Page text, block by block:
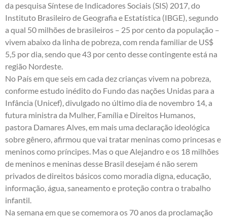
da pesquisa Síntese de Indicadores Sociais (SIS) 2017, do
Instituto Brasileiro de Geografia e Estatística (IBGE), segundo
a qual 50 milhões de brasileiros – 25 por cento da população –
vivem abaixo da linha de pobreza, com renda familiar de US$
5,5 por dia, sendo que 43 por cento desse contingente está na
região Nordeste.
No País em que seis em cada dez crianças vivem na pobreza,
conforme estudo inédito do Fundo das nações Unidas para a
Infância (Unicef), divulgado no último dia de novembro 14, a
futura ministra da Mulher, Família e Direitos Humanos,
pastora Damares Alves, em mais uma declaração ideológica
sobre gênero, afirmou que vai tratar meninas como princesas e
meninos como príncipes. Mas o que Alejandro e os 18 milhões
de meninos e meninas desse Brasil desejam é não serem
privados de direitos básicos como moradia digna, educação,
informação, água, saneamento e proteção contra o trabalho
infantil.
Na semana em que se comemora os 70 anos da proclamação